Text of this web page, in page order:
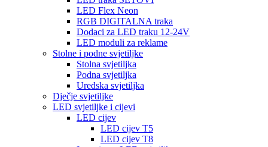
LED Flex Neon
RGB DIGITALNA traka
Dodaci za LED traku 12-24V
LED moduli za reklame
Stolne i podne svjetiljke
Stolna svjetiljka
Podna svjetiljka
Uredska svjetiljka
Dječje svjetiljke
LED svjetiljke i cijevi
LED cijev
LED cijev T5
LED cijev T8